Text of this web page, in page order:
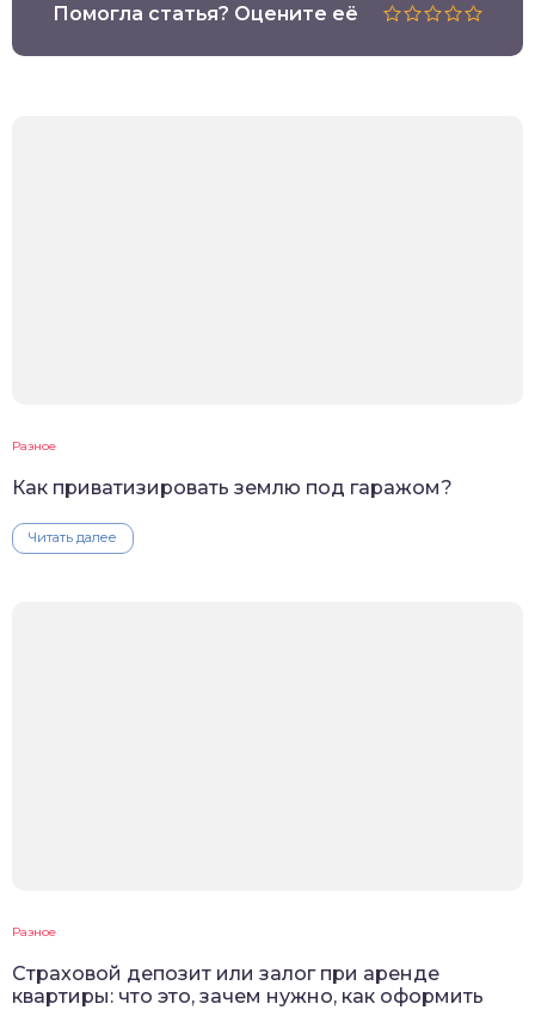
Помогла статья? Оцените её
Разное
Как приватизировать землю под гаражом?
Читать далее
Разное
Cтраховой депозит или залог при аренде
квартиры: что это, зачем нужно, как оформить